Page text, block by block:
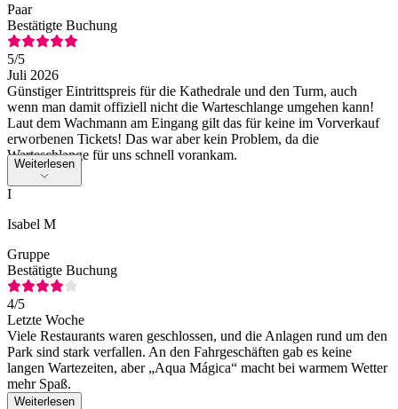
Paar
Bestätigte Buchung
5/5
Juli 2026
Günstiger Eintrittspreis für die Kathedrale und den Turm, auch
wenn man damit offiziell nicht die Warteschlange umgehen kann!
Laut dem Wachmann am Eingang gilt das für keine im Vorverkauf
erworbenen Tickets! Das war aber kein Problem, da die
Warteschlange für uns schnell vorankam.
Weiterlesen
I
Isabel M
Gruppe
Bestätigte Buchung
4/5
Letzte Woche
Viele Restaurants waren geschlossen, und die Anlagen rund um den
Park sind stark verfallen. An den Fahrgeschäften gab es keine
langen Wartezeiten, aber „Aqua Mágica“ macht bei warmem Wetter
mehr Spaß.
Weiterlesen